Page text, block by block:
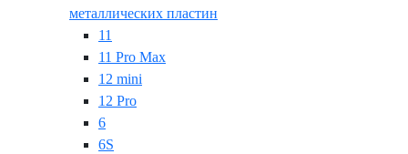
металлических пластин
11
11 Pro Max
12 mini
12 Pro
6
6S